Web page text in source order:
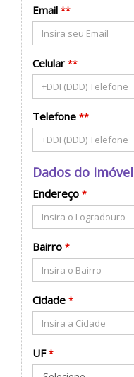
Email **
Celular **
Telefone **
Dados do Imóvel
Endereço *
Bairro *
Cidade *
UF *